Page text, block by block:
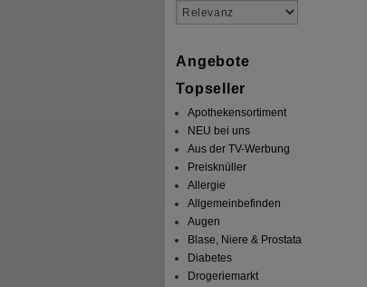
Angebote
Topseller
Apothekensortiment
NEU bei uns
Aus der TV-Werbung
Preisknüller
Allergie
Allgemeinbefinden
Augen
Blase, Niere & Prostata
Diabetes
Drogeriemarkt